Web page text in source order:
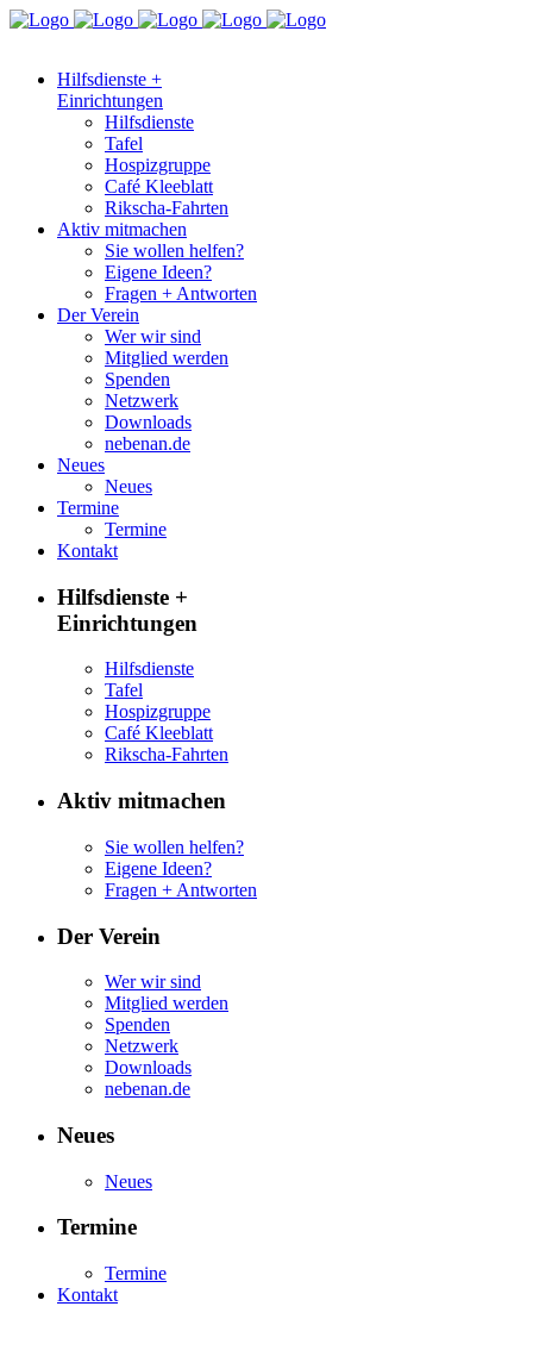
Hilfsdienste +
Einrichtungen
Hilfsdienste
Tafel
Hospizgruppe
Café Kleeblatt
Rikscha-Fahrten
Aktiv mitmachen
Sie wollen helfen?
Eigene Ideen?
Fragen + Antworten
Der Verein
Wer wir sind
Mitglied werden
Spenden
Netzwerk
Downloads
nebenan.de
Neues
Neues
Termine
Termine
Kontakt
Hilfsdienste +
Einrichtungen
Hilfsdienste
Tafel
Hospizgruppe
Café Kleeblatt
Rikscha-Fahrten
Aktiv mitmachen
Sie wollen helfen?
Eigene Ideen?
Fragen + Antworten
Der Verein
Wer wir sind
Mitglied werden
Spenden
Netzwerk
Downloads
nebenan.de
Neues
Neues
Termine
Termine
Kontakt